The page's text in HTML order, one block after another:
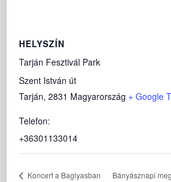
HELYSZÍN
Tarján Fesztivál Park
Szent István út
Tarján, 2831 Magyarország + Google
Telefon:
+36301133014
Koncert a Baglyasban Bányásznapi